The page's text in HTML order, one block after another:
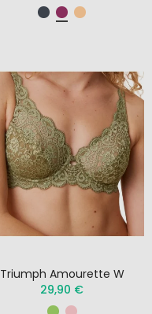
Triumph Amourette W
29,90 €